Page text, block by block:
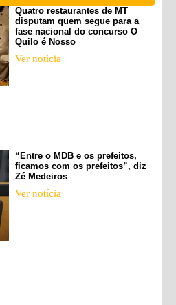
Quatro restaurantes de MT
disputam quem segue para a
fase nacional do concurso O
Quilo é Nosso
Ver notícia
“Entre o MDB e os prefeitos,
ficamos com os prefeitos”, diz
Zé Medeiros
Ver notícia